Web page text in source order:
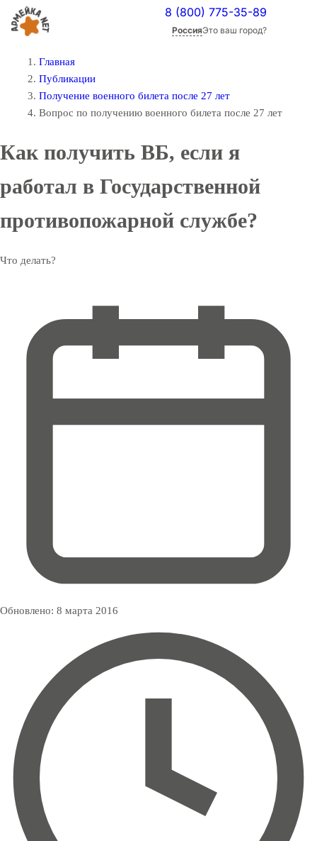
8 (800) 775-35-89
РоссияЭто ваш город?
Главная
Публикации
Получение военного билета после 27 лет
Вопрос по получению военного билета после 27 лет
Как получить ВБ, если я
работал в Государственной
противопожарной службе?
Что делать?
Обновлено: 8 марта 2016